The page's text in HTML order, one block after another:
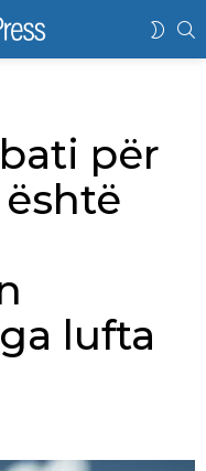
për
lufta